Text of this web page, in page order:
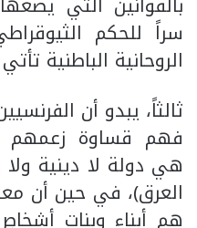
سراً للحكم
الروحانية الباطنية
ثالثاً، يبدو أن
فهم قساوة زعمهم
هي دولة لا دينية ولا
العرق)، في حين أن
هم أبناء وبنات